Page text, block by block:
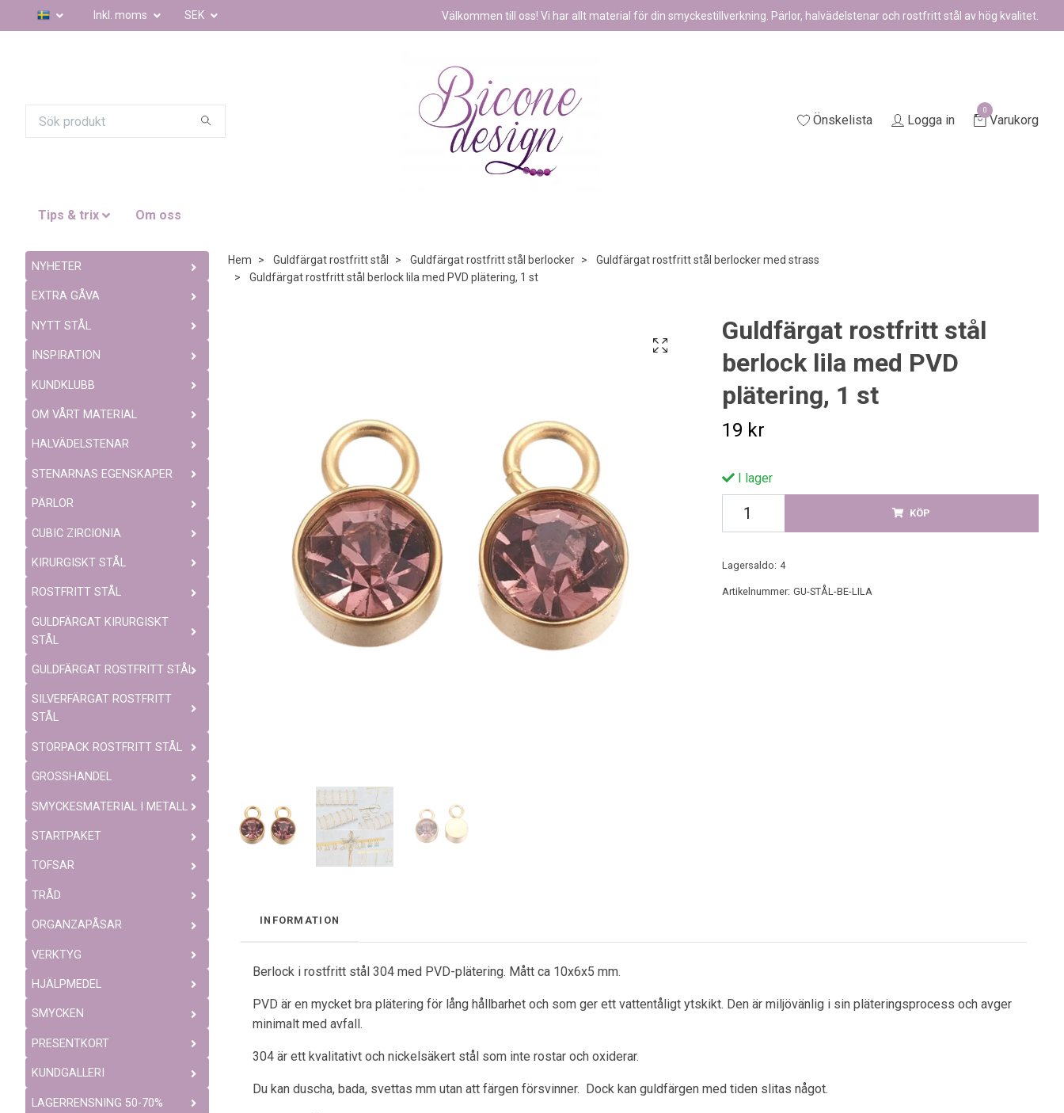
Inkl. moms SEK Välkommen till oss! Vi har allt material för din smyckestillverkning. Pärlor, halvädelstenar och rostfritt stål av hög kvalitet.
Önskelista Logga in
0
Varukorg
Tips & trix Om oss
NYHETER
EXTRA GÅVA
NYTT STÅL
INSPIRATION
KUNDKLUBB
OM VÅRT MATERIAL
HALVÄDELSTENAR
STENARNAS EGENSKAPER
PÄRLOR
CUBIC ZIRCIONIA
KIRURGISKT STÅL
ROSTFRITT STÅL
GULDFÄRGAT KIRURGISKT
STÅL
GULDFÄRGAT ROSTFRITT STÅL
SILVERFÄRGAT ROSTFRITT
STÅL
STORPACK ROSTFRITT STÅL
GROSSHANDEL
SMYCKESMATERIAL I METALL
STARTPAKET
TOFSAR
TRÅD
ORGANZAPÅSAR
VERKTYG
HJÄLPMEDEL
SMYCKEN
PRESENTKORT
KUNDGALLERI
LAGERRENSNING 50-70%
Hem Guldfärgat rostfritt stål Guldfärgat rostfritt stål berlocker
Guldfärgat rostfritt stål berlocker med strass
Guldfärgat rostfritt stål berlock lila med PVD plätering, 1 st
Guldfärgat rostfritt stål
berlock lila med PVD
plätering, 1 st
19 kr
I lager
KÖP
Lagersaldo: 4
Artikelnummer: GU-STÅL-BE-LILA
INFORMATION
Berlock i rostfritt stål 304 med PVD-plätering. Mått ca 10x6x5 mm.
PVD är en mycket bra plätering för lång hållbarhet och som ger ett vattentåligt ytskikt. Den är miljövänlig i sin pläteringsprocess och avger
minimalt med avfall.
304 är ett kvalitativt och nickelsäkert stål som inte rostar och oxiderar.
Du kan duscha, bada, svettas mm utan att färgen försvinner. Dock kan guldfärgen med tiden slitas något.